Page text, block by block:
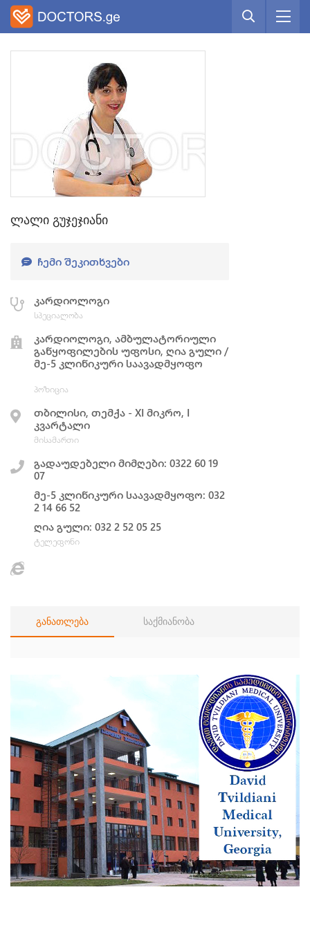
ლალი გუჯეჯიანი
ᲩᲔᲛᲘ ᲨᲔᲙᲘᲗᲮᲕᲔᲑᲘ
კარდიოლოგი
სპეციალობა
კარდიოლოგი, ამბულატორიული
განყოფილების უფოსი, ღია გული /
მე-5 კლინიკური საავადმყოფო
პოზიცია
თბილისი, თემქა - XI მიკრო, I
კვარტალი
მისამართი
გადაუდებელი მიმღები: 0322 60 19
07
მე-5 კლინიკური საავადმყოფო: 032
2 14 66 52
ღია გული: 032 2 52 05 25
ტელეფონი
განათლება საქმიანობა